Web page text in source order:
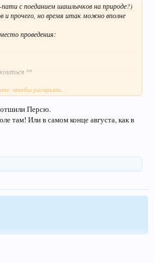
с поеданием шашлычков на природе?)
и прочего, но время итак можно вполне
проведения:
^^
- пишем в личку)
чтобы раскрыть...
отшили Персю.
там! Или в самом конце августа, как в